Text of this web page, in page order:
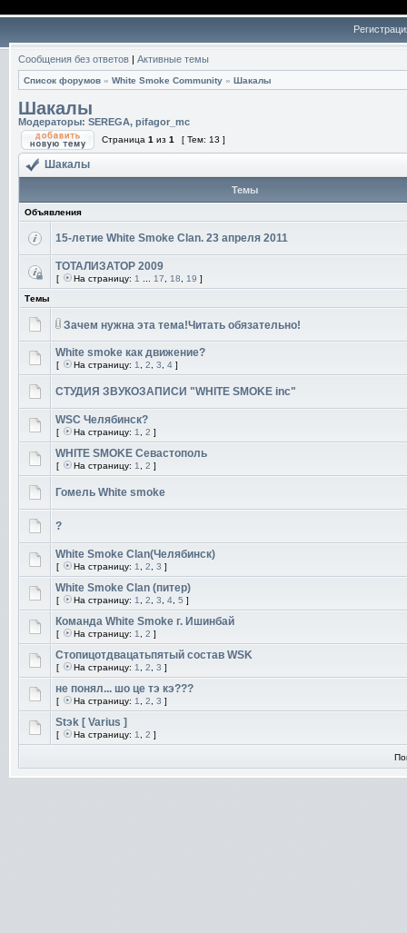
Сообщения без ответов | Активные темы
Список форумов » White Smoke Community » Шакалы
Шакалы
Модераторы: SEREGA, pifagor_mc
Страница 1 из 1 [ Тем: 13 ]
Шакалы
Темы
Объявления
15-летие White Smoke Clan. 23 апреля 2011
ТОТАЛИЗАТОР 2009
[ На страницу: 1 17 18 19 ]
Темы
Зачем нужна эта тема!Читать обязательно!
White smoke как движение?
[ На страницу: 1 2 3 4 ]
СТУДИЯ ЗВУКОЗАПИСИ "WHITE SMOKE inc"
WSC Челябинск?
[ На страницу: 1 2 ]
WHITE SMOKE Севастополь
[ На страницу: 1 2 ]
Гомель White smoke
?
White Smoke Clan(Челябинск)
[ На страницу: 1 2 3 ]
White Smoke Clan (питер)
[ На страницу: 1 2 3 4 5 ]
Команда White Smoke г. Ишинбай
[ На страницу: 1 2 ]
Стопицотдвацатьпятый состав WSK
[ На страницу: 1 2 3 ]
не понял... шо це тэ кэ???
[ На страницу: 1 2 3 ]
Stэk [ Varius ]
[ На страницу: 1 2 ]